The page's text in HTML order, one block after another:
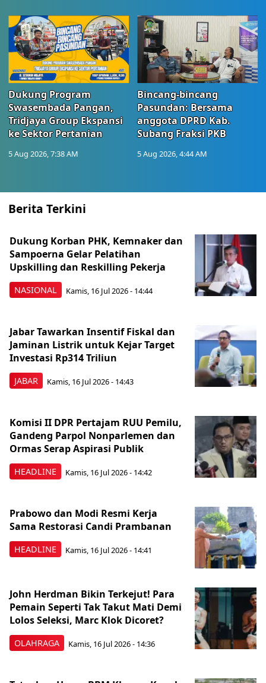
Dukung Program
Swasembada Pangan,
Tridjaya Group Ekspansi
ke Sektor Pertanian
5 Aug 2026, 7:38 AM
Bincang-bincang
Pasundan: Bersama
anggota DPRD Kab.
Subang Fraksi PKB
5 Aug 2026, 4:44 AM
Berita Terkini
NASIONAL
Dukung Korban PHK, Kemnaker dan
Sampoerna Gelar Pelatihan
Upskilling dan Reskilling Pekerja
Kamis, 16 Jul 2026 - 14:44
JABAR
Jabar Tawarkan Insentif Fiskal dan
Jaminan Listrik untuk Kejar Target
Investasi Rp314 Triliun
Kamis, 16 Jul 2026 - 14:43
HEADLINE
Komisi II DPR Pertajam RUU Pemilu,
Gandeng Parpol Nonparlemen dan
Ormas Serap Aspirasi Publik
Kamis, 16 Jul 2026 - 14:42
HEADLINE
Prabowo dan Modi Resmi Kerja
Sama Restorasi Candi Prambanan
Kamis, 16 Jul 2026 - 14:41
OLAHRAGA
John Herdman Bikin Terkejut! Para
Pemain Seperti Tak Takut Mati Demi
Lolos Seleksi, Marc Klok Dicoret?
Kamis, 16 Jul 2026 - 14:36